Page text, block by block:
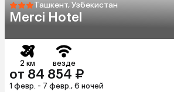
Ташкент, Узбекистан
Merci Hotel
2 км везде
от 84 854 ₽
1 февр. - 7 февр., 6 ночей